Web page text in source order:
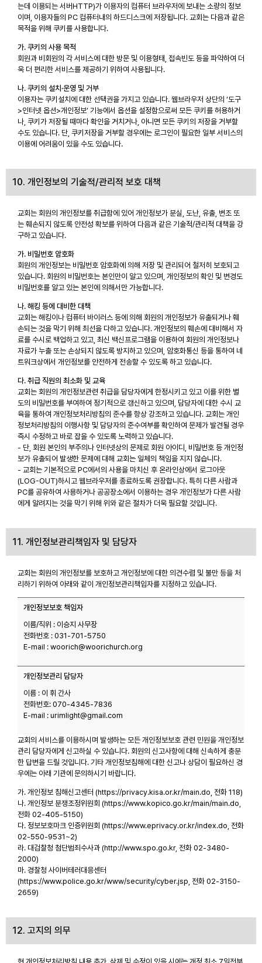
는데 이용되는 서버HTTP)가 이용자의 컴퓨터 브라우저에 보내는 소량의 정보
이며, 이용자들의 PC 컴퓨터내의 하드디스크에 저장됩니다. 교회는 다음과 같은
목적을 위해 쿠키를 사용합니다.
가. 쿠키의 사용 목적
회원과 비회원의 각 서비스에 대한 방문 및 이용형태, 접속빈도 등을 파악하여 더
욱 더 편리한 서비스를 제공하기 위하여 사용됩니다.
나. 쿠키의 설치·운영 및 거부
이용자는 쿠키설치에 대한 선택권을 가지고 있습니다. 웹브라우저 상단의 ‘도구
>인터넷 옵션>개인정보’ 기능에서 옵션을 설정함으로써 모든 쿠키를 허용하거
나, 쿠키가 저장될 때마다 확인을 거치거나, 아니면 모든 쿠키의 저장을 거부할
수도 있습니다. 단, 쿠키저장을 거부할 경우에는 로그인이 필요한 일부 서비스의
이용에 어려움이 있을 수도 있습니다.
10. 개인정보의 기술적/관리적 보호 대책
교회는 회원의 개인정보를 취급함에 있어 개인정보가 분실, 도난, 유출, 변조 또
는 훼손되지 않도록 안전성 확보를 위하여 다음과 같은 기술적/관리적 대책을 강
구하고 있습니다.
가. 비밀번호 암호화
회원의 개인정보는 비밀번호 암호화에 의해 저장 및 관리되어 철저히 보호되고
있습니다. 회원의 비밀번호는 본인만이 알고 있으며, 개인정보의 확인 및 변경도
비밀번호를 알고 있는 본인에 의해서만 가능합니다.
나. 해킹 등에 대비한 대책
교회는 해킹이나 컴퓨터 바이러스 등에 의해 회원의 개인정보가 유출되거나 훼
손되는 것을 막기 위해 최선을 다하고 있습니다. 개인정보의 훼손에 대비해서 자
료를 수시로 백업하고 있고, 최신 백신프로그램을 이용하여 회원의 개인정보나
자료가 누출 또는 손상되지 않도록 방지하고 있으며, 암호화통신 등을 통하여 네
트워크상에서 개인정보를 안전하게 전송할 수 있도록 하고 있습니다.
다. 취급 직원의 최소화 및 교육
교회는 회원의 개인정보관련 취급을 담당자에게 한정시키고 있고 이를 위한 별
도의 비밀번호를 부여하여 정기적으로 갱신하고 있으며, 담당자에 대한 수시 교
육을 통하여 개인정보처리방침의 준수를 항상 강조하고 있습니다. 교회는 개인
정보처리방침의 이행사항 및 담당자의 준수여부를 확인하여 문제가 발견될 경우
즉시 수정하고 바로 잡을 수 있도록 노력하고 있습니다.
- 단, 회원 본인의 부주의나 인터넷상의 문제로 회원 아이디, 비밀번호 등 개인정
보가 유출되어 발생한 문제에 대해 교회는 일체의 책임을 지지 않습니다.
- 교회는 기본적으로 PC에서의 사용을 마치신 후 온라인상에서 로그아웃
(LOG-OUT)하시고 웹브라우저를 종료하도록 권장합니다. 특히 다른 사람과
PC를 공유하여 사용하거나 공공장소에서 이용하는 경우 개인정보가 다른 사람
에게 알려지는 것을 막기 위해 위와 같은 절차가 더욱 필요할 것입니다.
11. 개인정보관리책임자 및 담당자
교회는 회원의 개인정보를 보호하고 개인정보에 대한 의견수렴 및 불만 등을 처
리하기 위하여 아래와 같이 개인정보관리책임자를 지정하고 있습니다.
개인정보보호 책임자
이름/직위 : 이승지 사무장
전화번호 : 031-701-5750
E-mail : woorich@woorichurch.org
개인정보관리 담당자
이름 : 이 휘 간사
전화번호: 070-4345-7836
E-mail : urimlight@gmail.com
교회의 서비스를 이용하시며 발생하는 모든 개인정보보호 관련 민원을 개인정보
관리 담당자에게 신고하실 수 있습니다. 회원의 신고사항에 대해 신속하게 충분
한 답변을 드릴 것입니다. 기타 개인정보침해에 대한 신고나 상담이 필요하신 경
우에는 아래 기관에 문의하시기 바랍니다.
가. 개인정보 침해신고센터 (https://privacy.kisa.or.kr/main.do , 전화 118)
나. 개인정보 분쟁조정위원회 (https://www.kopico.go.kr/main/main.do
전화 02-405-5150)
다. 정보보호마크 인증위원회 (https://www.eprivacy.or.kr/index.do , 전화
02-550-9531~2)
라. 대검찰청 첨단범죄수사과 (http://www.spo.go.kr, 전화 02-3480-
2000)
마. 경찰청 사이버테러대응센터
(https://www.police.go.kr/www/security/cyber.jsp , 전화 02-3150-
2659)
12. 고지의 의무